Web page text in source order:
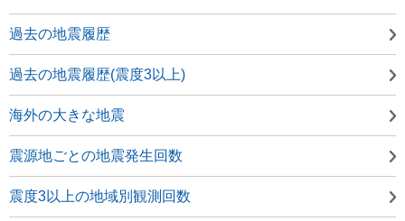
過去の地震履歴
過去の地震履歴(震度3以上)
海外の大きな地震
震源地ごとの地震発生回数
震度3以上の地域別観測回数